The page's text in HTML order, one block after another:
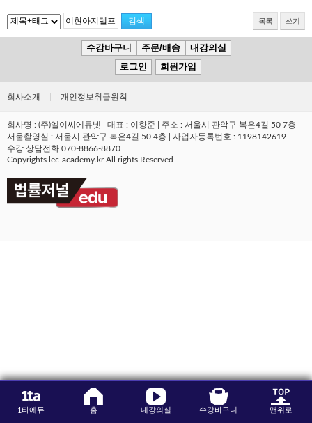
교재
응시/수강후기(147)
수강평
수강바구니|주문/배송
1타에듀 홈 내강의실 수강바구니 맨위로
목록 쓰기
수강바구니 주문/배송
내강의실
로그인
회원가입
회사소개 개인정보취급원칙
회사명 : (주)엘이씨에듀넷 | 대표 : 이향준 | 주소 : 서울시 관악구 복은4길 50 7층
서울촬영실 : 서울시 관악구 복은4길 50 4층 | 사업자등록번호 : 1198142619
수강 상담전화 070-8866-8870
Copyrights lec-academy.kr All rights Reserved